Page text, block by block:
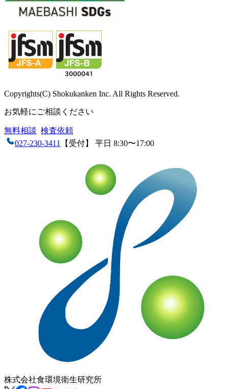
Copyrights(C) Shokukanken Inc. All Rights Reserved.
お気軽にご相談ください
無料相談 検査依頼
027-230-3411
【受付】 平日 8:30〜17:00
株式会社食環境衛生研究所